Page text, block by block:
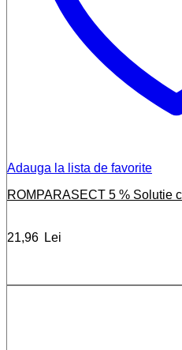
Adauga la lista de favorite
ROMPARASECT 5 % Solutie
21,96 Lei